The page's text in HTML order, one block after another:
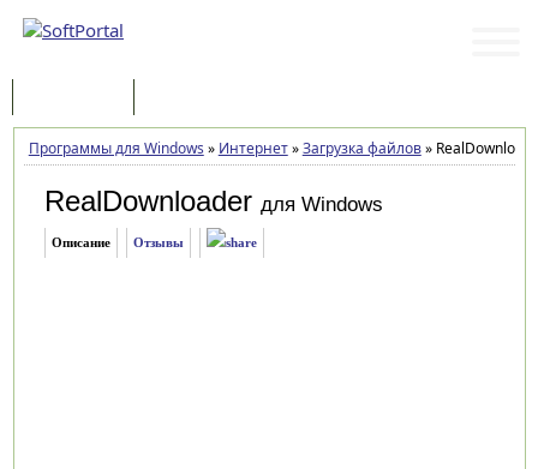
Программы для Windows » Интернет»Загрузка файлов»
RealDownloader для Windows
Описание Отзывы